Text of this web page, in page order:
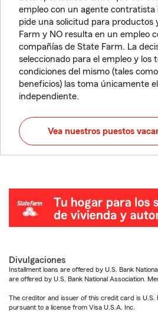
empleo con un agente contratista
pide una solicitud para productos
Farm y NO resulta en un empleo
compañías de State Farm. La
seleccionado para el empleo y los
condiciones del mismo (tales
beneficios) las toma únicamente
independiente.
Vea nuestros puestos
Divulgaciones
Installment loans are offered by U.S. Bank
are offered by U.S. Bank National Association.
The creditor and issuer of this credit card is U.S.
pursuant to a license from Visa U.S.A. Inc.